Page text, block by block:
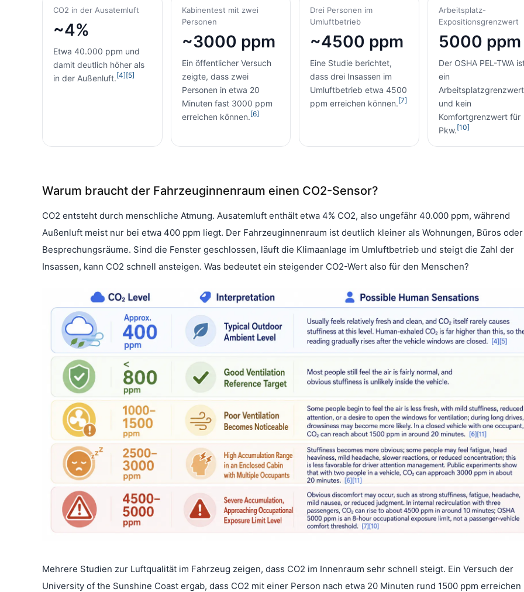
CO2 in der Ausatemluft
~4%
Etwa 40.000 ppm und
damit deutlich höher als
in der Außenluft.[4][5]
Kabinentest mit zwei
Personen
~3000 ppm
Ein öffentlicher Versuch
zeigte, dass zwei
Personen in etwa 20
Minuten fast 3000 ppm
erreichen können.[6]
Drei Personen im
Umluftbetrieb
~4500 ppm
Eine Studie berichtet,
dass drei Insassen im
Umluftbetrieb etwa 4500
ppm erreichen können.[7]
Arbeitsplatz-
Expositionsgrenzwert
5000 ppm
Der OSHA PEL-TWA
ein
Arbeitsplatzgrenzwert
und kein
Komfortgrenzwert für
Pkw.[10]
Warum braucht der Fahrzeuginnenraum einen CO2-Sensor?
CO2 entsteht durch menschliche Atmung. Ausatemluft enthält etwa 4% CO2, also ungefähr 40.000 ppm, während
Außenluft meist nur bei etwa 400 ppm liegt. Der Fahrzeuginnenraum ist deutlich kleiner als Wohnungen, Büros oder
Besprechungsräume. Sind die Fenster geschlossen, läuft die Klimaanlage im Umluftbetrieb und steigt die Zahl der
Insassen, kann CO2 schnell ansteigen. Was bedeutet ein steigender CO2-Wert also für den Menschen?
Mehrere Studien zur Luftqualität im Fahrzeug zeigen, dass CO2 im Innenraum sehr schnell steigt. Ein Versuch der
University of the Sunshine Coast ergab, dass CO2 mit einer Person nach etwa 20 Minuten rund 1500 ppm erreichen